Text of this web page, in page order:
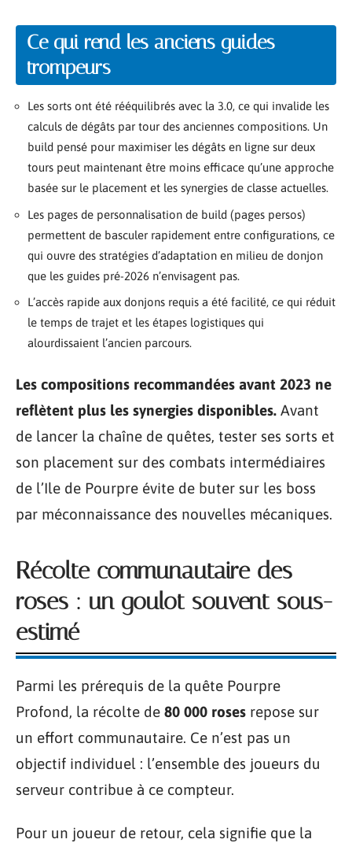
Ce qui rend les anciens guides
trompeurs
Les sorts ont été rééquilibrés avec la 3.0, ce qui invalide les
calculs de dégâts par tour des anciennes compositions. Un
build pensé pour maximiser les dégâts en ligne sur deux
tours peut maintenant être moins efficace qu’une approche
basée sur le placement et les synergies de classe actuelles.
Les pages de personnalisation de build (pages persos)
permettent de basculer rapidement entre configurations, ce
qui ouvre des stratégies d’adaptation en milieu de donjon
que les guides pré-2026 n’envisagent pas.
L’accès rapide aux donjons requis a été facilité, ce qui réduit
le temps de trajet et les étapes logistiques qui
alourdissaient l’ancien parcours.
Les compositions recommandées avant 2023 ne
reflètent plus les synergies disponibles. Avant
de lancer la chaîne de quêtes, tester ses sorts et
son placement sur des combats intermédiaires
de l’Ile de Pourpre évite de buter sur les boss
par méconnaissance des nouvelles mécaniques.
Récolte communautaire des
roses : un goulot souvent sous-
estimé
Parmi les prérequis de la quête Pourpre
Profond, la récolte de 80 000 roses repose sur
un effort communautaire. Ce n’est pas un
objectif individuel : l’ensemble des joueurs du
serveur contribue à ce compteur.
Pour un joueur de retour, cela signifie que la